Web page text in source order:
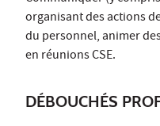
organisant des actions
du personnel, animer
en réunions CSE.
DÉBOUCHÉS